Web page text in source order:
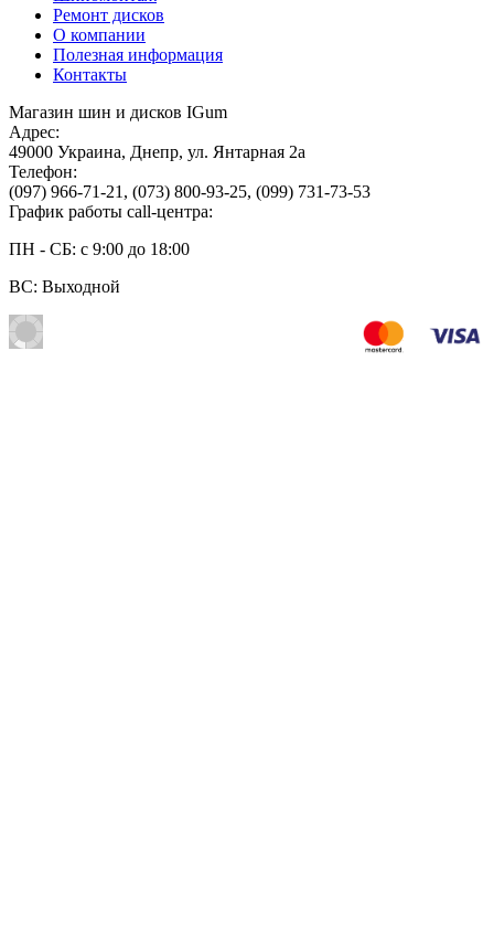
Ремонт дисков
О компании
Полезная информация
Контакты
Магазин шин и дисков IGum
Адрес:
49000 Украина, Днепр, ул. Янтарная 2а
Телефон:
(097) 966-71-21 , (073) 800-93-25, (099) 731-73-53
График работы call-центра:
ПН - СБ: с 9:00 до 18:00
ВС: Выходной